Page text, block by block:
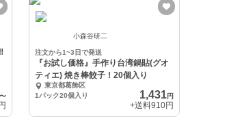
〜
小森谷研二
注文から1~3日で発送
『お試し価格』手作り台湾鍋貼(グオ
ティエ) 焼き棒餃子！20個入り
東京都葛飾区
1パック20個入り
1,431円
+送料910円